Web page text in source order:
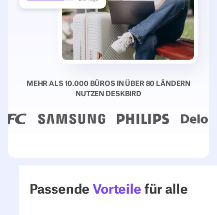
MEHR ALS 10.000 BÜROS IN ÜBER 80 LÄNDERN
NUTZEN DESKBIRD
Passende Vorteile für alle